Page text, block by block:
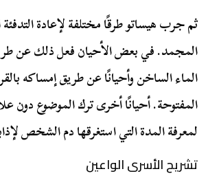
ثم جرب هيساتو طرقًا مختلفة لإعادة
المجمد. في بعض الأحيان فعل ذلك عن
الماء الساخن وأحيانًا عن طريق إمساكه
المفتوحة. أحيانًا أخرى ترك الموضوع دون
لمعرفة المدة التي استغرقها دم الشخص
تشريح الأسرى الواعين